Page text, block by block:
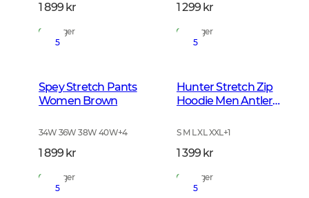
1 899 kr
På lager
1 299 kr
På lager
5
Spey Stretch Pants
Women Brown
34W 36W 38W 40W+4
1 899 kr
På lager
5
Hunter Stretch Zip
Hoodie Men Antler
S M L XL XXL+1
1 399 kr
På lager
5
5